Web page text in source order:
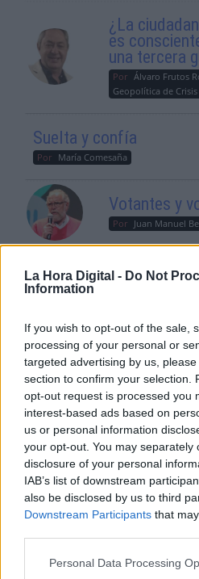
La Hora Digital - Do Not
Information
If you wish to opt-out of the sale,
processing of your personal or
targeted advertising by us,
section to confirm your selection.
opt-out request is processed you
interest-based ads based on
us or personal information
your opt-out. You may separately
disclosure of your personal
IAB’s list of downstream
also be disclosed by us to third
Downstream Participants that
Personal Data Processing
¿La
es
una tercera
Por Álvaro Frutos
Geopolítica de Crisis
Suelta y confía
Por María Comesaña
Votantes y
Por Juan Manuel
El Conflicto de Oriente
Un Nuevo Orden
Álvaro Frutos Rosado y Gabinete
Geopolítica de Crisis
Reconquista
Por Carlos Miranda
Clara Campoamor: Mi
mi pesadilla
Por María Pérez Herrero
NOTICIAS